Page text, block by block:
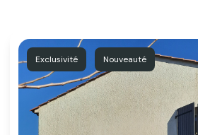
Exclusivité Nouveauté